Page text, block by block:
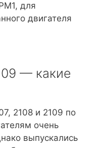
для
двигателя
— какие
2108 и 2109 по
очень
выпускались